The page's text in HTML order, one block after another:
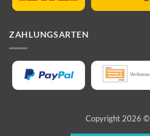
ZAHLUNGSARTEN
Copyright 2026 ©